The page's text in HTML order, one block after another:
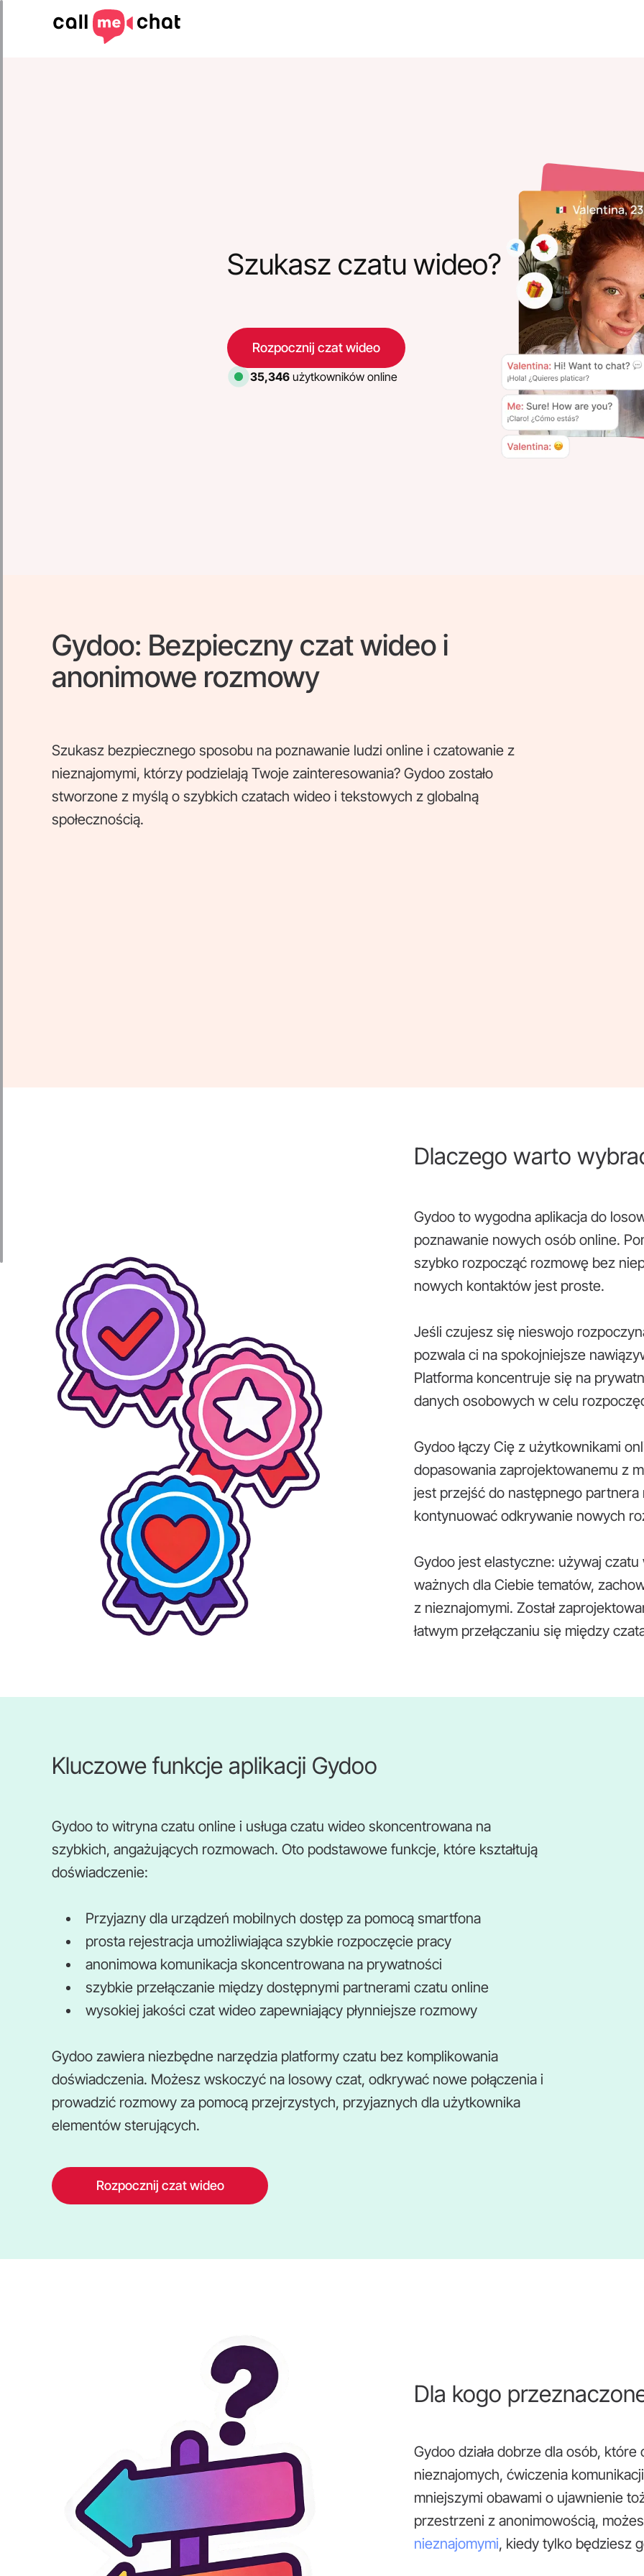
Szukasz czatu wideo?
Rozpocznij czat wideo
35,346 użytkowników online
Gydoo: Bezpieczny czat wideo i
anonimowe rozmowy
Szukasz bezpiecznego sposobu na poznawanie ludzi online i czatowanie z
nieznajomymi, którzy podzielają Twoje zainteresowania? Gydoo zostało
stworzone z myślą o szybkich czatach wideo i tekstowych z globalną
społecznością.
Dlaczego warto
Gydoo to wygodna aplikacja do
poznawanie nowych osób online.
szybko rozpocząć rozmowę bez
nowych kontaktów jest proste.
Jeśli czujesz się nieswojo
pozwala ci na spokojniejsze
Platforma koncentruje się na
danych osobowych w celu
Gydoo łączy Cię z użytkownikami
dopasowania zaprojektowanemu z
jest przejść do następnego
kontynuować odkrywanie nowych
Gydoo jest elastyczne: używaj
ważnych dla Ciebie tematów,
z nieznajomymi. Został
łatwym przełączaniu się między
Kluczowe funkcje aplikacji Gydoo
Gydoo to witryna czatu online i usługa czatu wideo skoncentrowana na
szybkich, angażujących rozmowach. Oto podstawowe funkcje, które kształtują
doświadczenie:
Przyjazny dla urządzeń mobilnych dostęp za pomocą smartfona
prosta rejestracja umożliwiająca szybkie rozpoczęcie pracy
anonimowa komunikacja skoncentrowana na prywatności
szybkie przełączanie między dostępnymi partnerami czatu online
wysokiej jakości czat wideo zapewniający płynniejsze rozmowy
Gydoo zawiera niezbędne narzędzia platformy czatu bez komplikowania
doświadczenia. Możesz wskoczyć na losowy czat, odkrywać nowe połączenia i
prowadzić rozmowy za pomocą przejrzystych, przyjaznych dla użytkownika
elementów sterujących.
Rozpocznij czat wideo
Dla kogo
Gydoo działa dobrze dla osób,
nieznajomych, ćwiczenia
mniejszymi obawami o ujawnienie
przestrzeni z anonimowością,
nieznajomymi, kiedy tylko będziesz